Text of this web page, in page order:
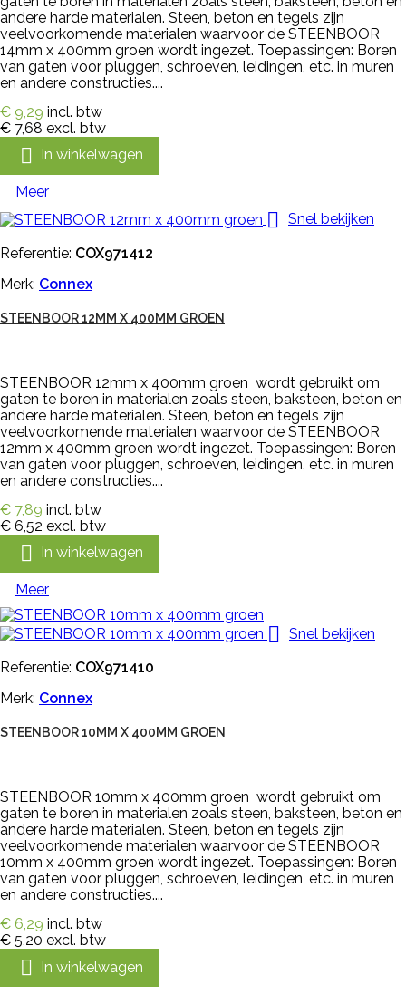
andere harde materialen. Steen, beton en tegels zijn
veelvoorkomende materialen waarvoor de STEENBOOR
14mm x 400mm groen wordt ingezet. Toepassingen: Boren
van gaten voor pluggen, schroeven, leidingen, etc. in muren
en andere constructies....
€ 9,29 incl. btw
€ 7,68 excl. btw
 In winkelwagen
Meer
 Snel bekijken
Referentie: COX971412
Merk: Connex
STEENBOOR 12MM X 400MM GROEN
STEENBOOR 12mm x 400mm groen wordt gebruikt om
gaten te boren in materialen zoals steen, baksteen, beton en
andere harde materialen. Steen, beton en tegels zijn
veelvoorkomende materialen waarvoor de STEENBOOR
12mm x 400mm groen wordt ingezet. Toepassingen: Boren
van gaten voor pluggen, schroeven, leidingen, etc. in muren
en andere constructies....
€ 7,89 incl. btw
€ 6,52 excl. btw
 In winkelwagen
Meer

Snel bekijken
Referentie: COX971410
Merk: Connex
STEENBOOR 10MM X 400MM GROEN
STEENBOOR 10mm x 400mm groen wordt gebruikt om
gaten te boren in materialen zoals steen, baksteen, beton en
andere harde materialen. Steen, beton en tegels zijn
veelvoorkomende materialen waarvoor de STEENBOOR
10mm x 400mm groen wordt ingezet. Toepassingen: Boren
van gaten voor pluggen, schroeven, leidingen, etc. in muren
en andere constructies....
€ 6,29 incl. btw
€ 5,20 excl. btw
 In winkelwagen